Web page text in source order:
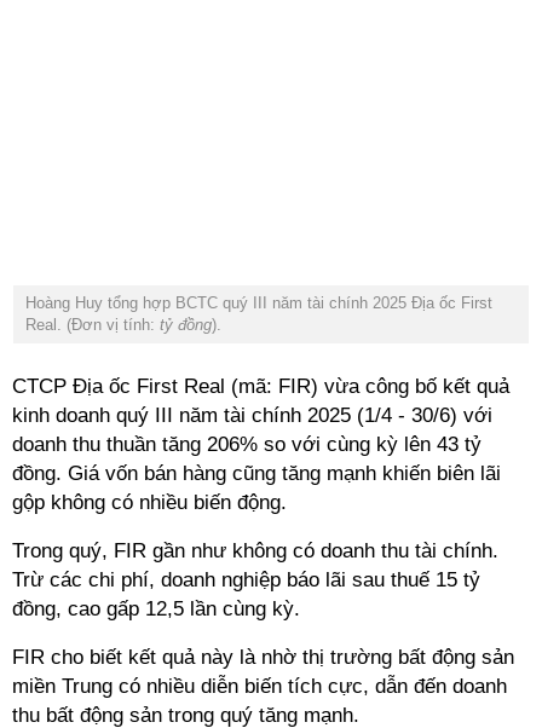
Hoàng Huy tổng hợp BCTC quý III năm tài chính 2025 Địa ốc First
Real. (Đơn vị tính: tỷ đồng).
CTCP Địa ốc First Real (mã: FIR) vừa công bố kết quả
kinh doanh quý III năm tài chính 2025 (1/4 - 30/6) với
doanh thu thuần tăng 206% so với cùng kỳ lên 43 tỷ
đồng. Giá vốn bán hàng cũng tăng mạnh khiến biên lãi
gộp không có nhiều biến động.
Trong quý, FIR gần như không có doanh thu tài chính.
Trừ các chi phí, doanh nghiệp báo lãi sau thuế 15 tỷ
đồng, cao gấp 12,5 lần cùng kỳ.
FIR cho biết kết quả này là nhờ thị trường bất động sản
miền Trung có nhiều diễn biến tích cực, dẫn đến doanh
thu bất động sản trong quý tăng mạnh.